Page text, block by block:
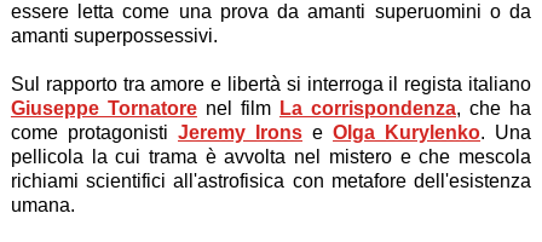
essere letta come una prova da amanti superuomini o da
amanti superpossessivi.
Sul rapporto tra amore e libertà si interroga il regista italiano
Giuseppe Tornatorenel film La corrispondenza, che ha
come protagonisti Jeremy Irons eOlga Kurylenko. Una
pellicola la cui trama è avvolta nel mistero e che mescola
richiami scientifici all'astrofisica con metafore dell'esistenza
umana.